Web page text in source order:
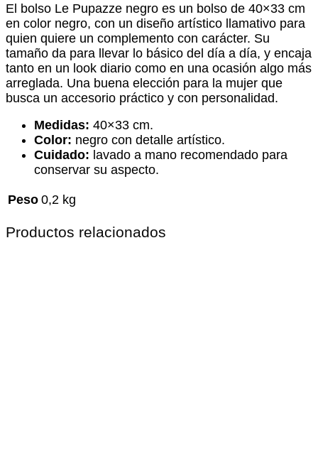
El bolso Le Pupazze negro es un bolso de 40×33 cm
en color negro, con un diseño artístico llamativo para
quien quiere un complemento con carácter. Su
tamaño da para llevar lo básico del día a día, y encaja
tanto en un look diario como en una ocasión algo más
arreglada. Una buena elección para la mujer que
busca un accesorio práctico y con personalidad.
Medidas: 40×33 cm.
Color: negro con detalle artístico.
Cuidado: lavado a mano recomendado para
conservar su aspecto.
Peso 0,2 kg
Productos relacionados